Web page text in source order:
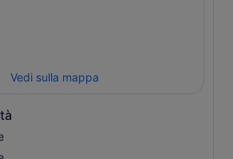
Vedi sulla mappa